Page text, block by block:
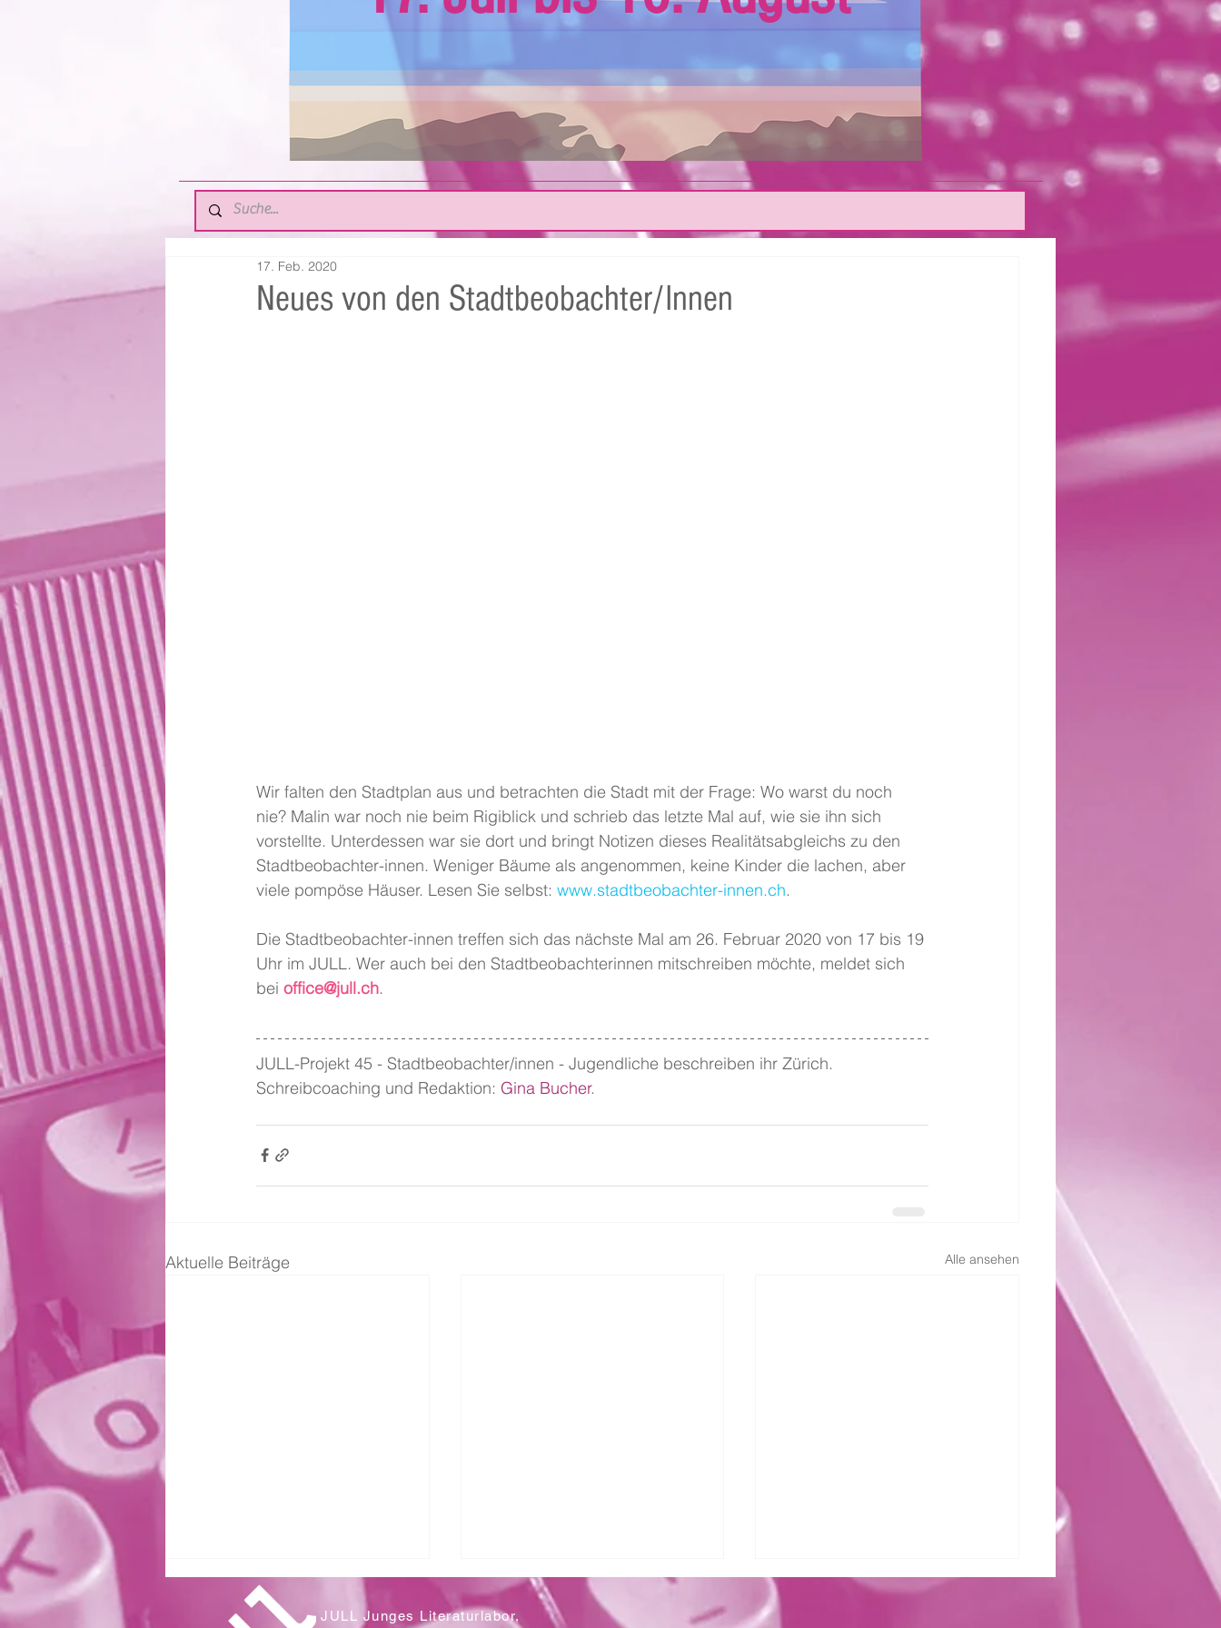
Neues von den Stadtbeobachter/Innen
17. Feb. 2020
Wir falten den Stadtplan aus und betrachten die Stadt mit der Frage: Wo warst du noch
nie? Malin war noch nie beim Rigiblick und schrieb das letzte Mal auf, wie sie ihn sich
vorstellte. Unterdessen war sie dort und bringt Notizen dieses Realitätsabgleichs zu den
Stadtbeobachter-innen. Weniger Bäume als angenommen, keine Kinder die lachen, aber
viele pompöse Häuser. Lesen Sie selbst: www.stadtbeobachter-innen.ch.
Die Stadtbeobachter-innen treffen sich das nächste Mal am 26. Februar 2020 von 17 bis 19
Uhr im JULL. Wer auch bei den Stadtbeobachterinnen mitschreiben möchte, meldet sich
bei office@jull.ch.
JULL-Projekt 45 - Stadtbeobachter/innen - Jugendliche beschreiben ihr Zürich.
Schreibcoaching und Redaktion: Gina Bucher.
Aktuelle Beiträge Alle ansehen
JULL Junges Literaturlabor,